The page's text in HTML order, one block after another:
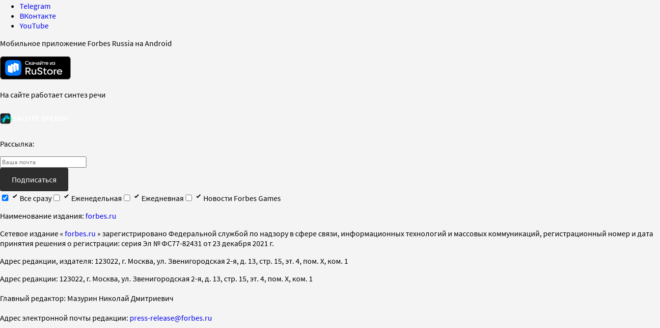
Telegram
ВКонтакте
YouTube
Мобильное приложение Forbes Russia на Android
На сайте работает синтез речи
Рассылка:
Подписаться
Все сразу
Еженедельная Ежедневная
Новости Forbes Games
Наименование издания: forbes.ru
Cетевое издание « forbes.ru » зарегистрировано Федеральной службой по надзору в сфере связи, информационных технологий и массовых коммуникаций, регистрационный номер и дата
принятия решения о регистрации: серия Эл № ФС77-82431 от 23 декабря 2021 г.
Адрес редакции, издателя: 123022, г. Москва, ул. Звенигородская 2-я, д. 13, стр. 15, эт. 4, пом. X, ком. 1
Адрес редакции: 123022, г. Москва, ул. Звенигородская 2-я, д. 13, стр. 15, эт. 4, пом. X, ком. 1
Главный редактор: Мазурин Николай Дмитриевич
Адрес электронной почты редакции: press-release@forbes.ru